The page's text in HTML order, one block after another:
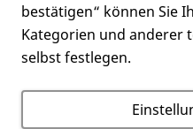
Teilnahmslosigkeit
bestätigen“ können Sie
Kategorien und anderer
selbst festlegen.